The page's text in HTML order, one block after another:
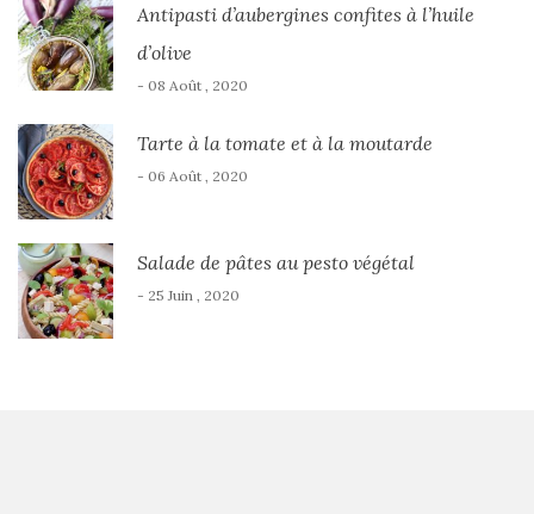
Antipasti d’aubergines confites à l’huile
d’olive
- 08 Août , 2020
Tarte à la tomate et à la moutarde
- 06 Août , 2020
Salade de pâtes au pesto végétal
- 25 Juin , 2020